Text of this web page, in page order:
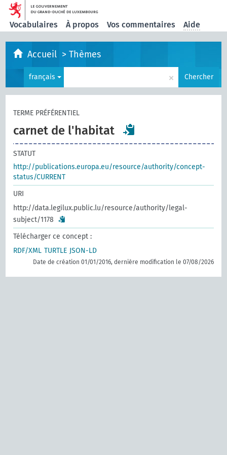
Vocabulaires À propos Vos commentaires Aide
Accueil >Thèmes
français × Chercher
TERME PRÉFÉRENTIEL
carnet de l'habitat
STATUT
http://publications.europa.eu/resource/authority/concept-
status/CURRENT
URI
http://data.legilux.public.lu/resource/authority/legal-
subject/1178
Télécharger ce concept :
RDF/XML TURTLE JSON-LD
Date de création 01/01/2016, dernière modification le 07/08/2026